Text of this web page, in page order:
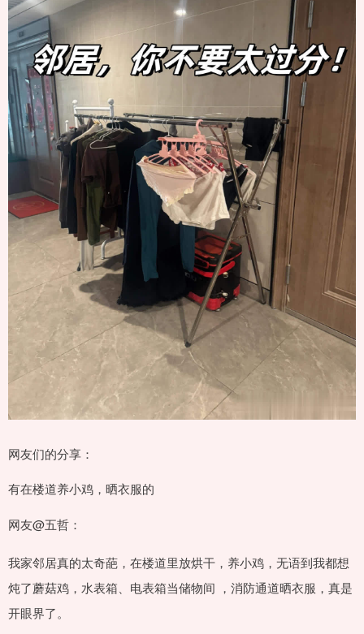
网友们的分享：
有在楼道养小鸡，晒衣服的
网友@五哲：
我家邻居真的太奇葩，在楼道里放烘干，养小鸡，无语到我都想
炖了蘑菇鸡，水表箱、电表箱当储物间 ，消防通道晒衣服，真是
开眼界了。